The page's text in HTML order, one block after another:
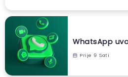
WhatsApp
Prije 9 Sati